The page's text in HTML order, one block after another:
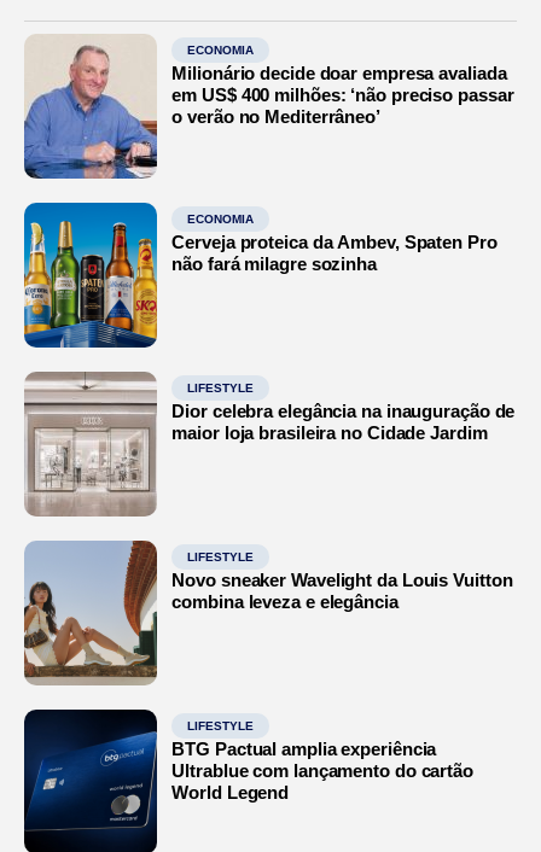
ECONOMIA
Milionário decide doar empresa avaliada
em US$ 400 milhões: ‘não preciso passar
o verão no Mediterrâneo’
ECONOMIA
Cerveja proteica da Ambev, Spaten Pro
não fará milagre sozinha
LIFESTYLE
Dior celebra elegância na inauguração de
maior loja brasileira no Cidade Jardim
LIFESTYLE
Novo sneaker Wavelight da Louis Vuitton
combina leveza e elegância
LIFESTYLE
BTG Pactual amplia experiência
Ultrablue com lançamento do cartão
World Legend